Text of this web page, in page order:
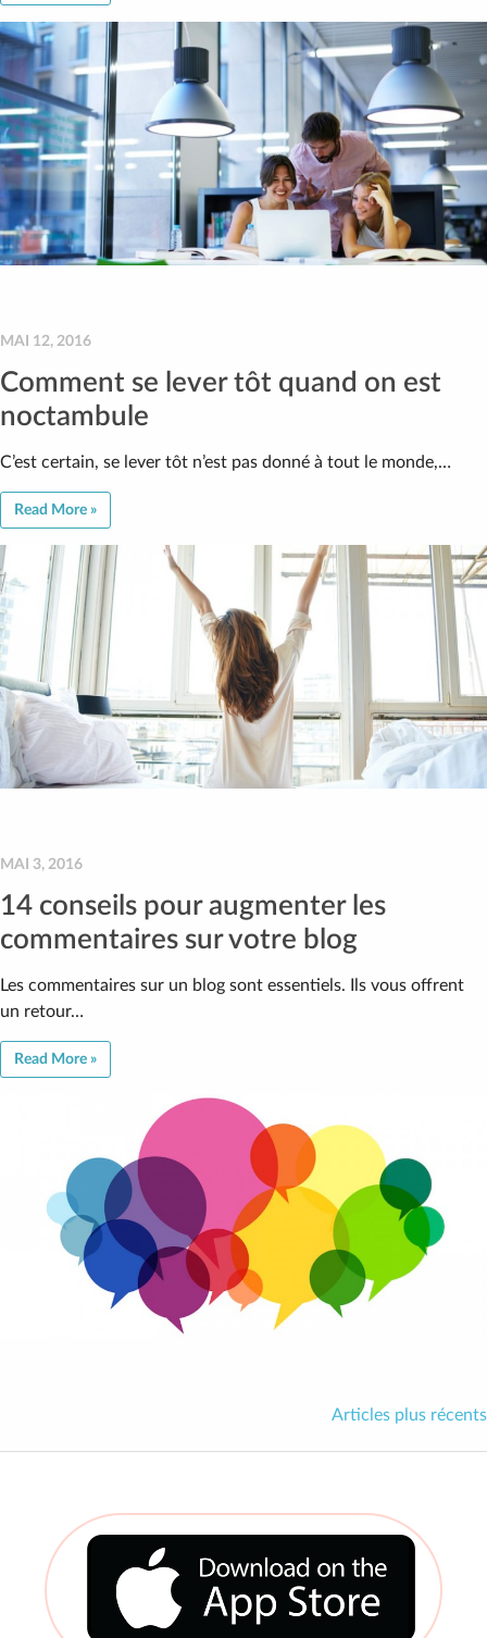
MAI 12, 2016
Comment se lever tôt quand on est
noctambule
C’est certain, se lever tôt n’est pas donné à tout le monde,…
Read More »
MAI 3, 2016
14 conseils pour augmenter les
commentaires sur votre blog
Les commentaires sur un blog sont essentiels. Ils vous offrent
un retour…
Read More »
Articles plus récents